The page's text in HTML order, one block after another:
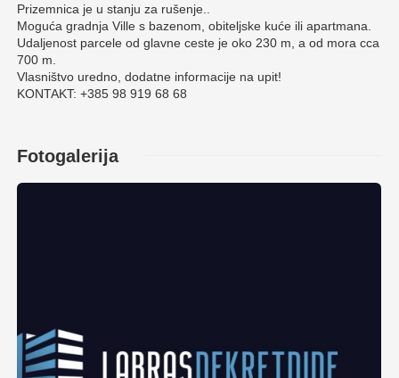
Prizemnica je u stanju za rušenje..
Moguća gradnja Ville s bazenom, obiteljske kuće ili apartmana.
Udaljenost parcele od glavne ceste je oko 230 m, a od mora cca
700 m.
Vlasništvo uredno, dodatne informacije na upit!
KONTAKT: +385 98 919 68 68
Fotogalerija